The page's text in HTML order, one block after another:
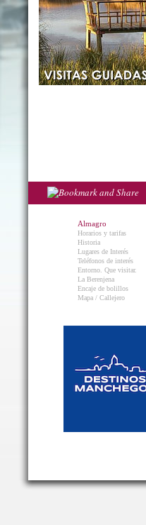
Almagro
Horarios y tarifas
Historia
Lugares de Interés
Teléfonos de interés
Entorno. Que visitar.
La Berenjena
Encaje de bolillos
Mapa / Callejero